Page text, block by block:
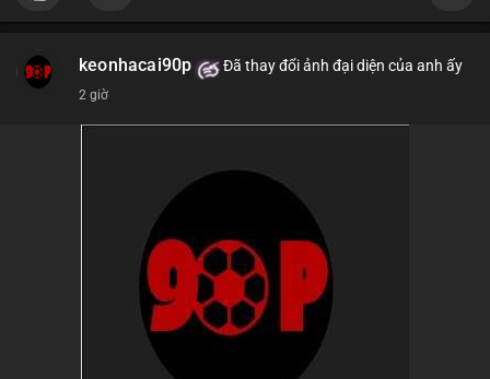
keonhacai90p Đã thay đổi ảnh đại diện của anh ấy
2 giờ